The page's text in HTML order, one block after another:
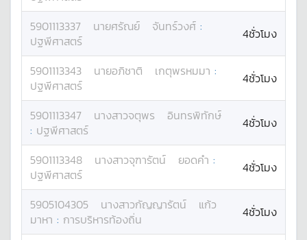
5901113337
นายศรัณย์ จันทร์วงศ์ :
ปฐพีศาสตร์
4ชั่วโมง
5901113343 นายอภิชาติ เกตุพรหมมา :
ปฐพีศาสตร์
4ชั่วโมง
5901113347 นางสาวจตุพร
อินทรพิทักษ์
: ปฐพีศาสตร์ 4ชั่วโมง
5901113348 นางสาวจุฑารัตน์ ยอดคำ :
ปฐพีศาสตร์
4ชั่วโมง
5905104305 นางสาวกัญญารัตน์
แก้ว
มาหา : การบริหารท้องถิ่น 4ชั่วโมง